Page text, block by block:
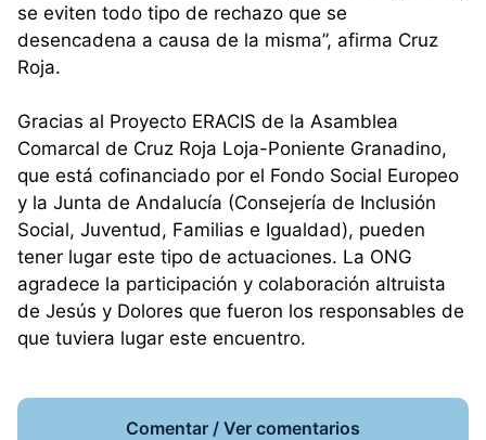
se eviten todo tipo de rechazo que se
desencadena a causa de la misma”, afirma Cruz
Roja.
Gracias al Proyecto ERACIS de la Asamblea
Comarcal de Cruz Roja Loja-Poniente Granadino,
que está cofinanciado por el Fondo Social Europeo
y la Junta de Andalucía (Consejería de Inclusión
Social, Juventud, Familias e Igualdad), pueden
tener lugar este tipo de actuaciones. La ONG
agradece la participación y colaboración altruista
de Jesús y Dolores que fueron los responsables de
que tuviera lugar este encuentro.
Comentar / Ver comentarios